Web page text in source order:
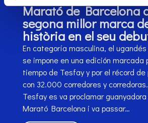
Marató de Barcelona
segona millor marca
història en el seu
En categoría masculina, el
se impone en una edición marcada
tiempo de Tesfay y por el récord
con 32.000 corredores y
Tesfay es va proclamar
Marató Barcelona i va passar…